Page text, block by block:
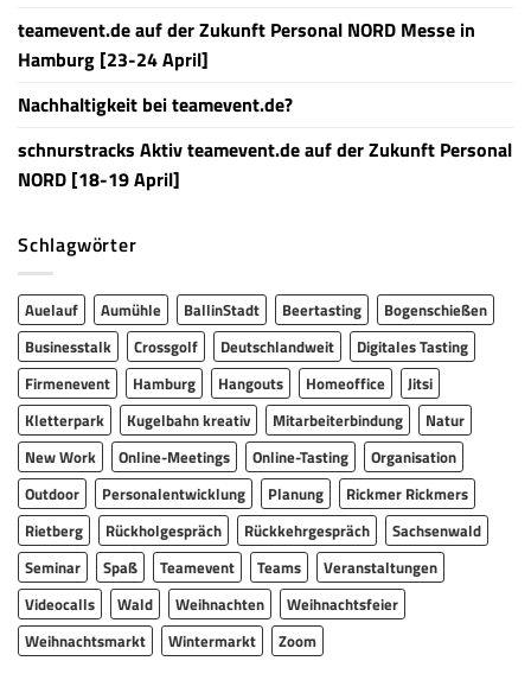
teamevent.de auf der Zukunft Personal NORD Messe in
Hamburg [23-24 April]
Nachhaltigkeit bei teamevent.de?
schnurstracks Aktiv teamevent.de auf der Zukunft Personal
NORD [18-19 April]
Schlagwörter
Auelauf Aumühle BallinStadt Beertasting
Bogenschießen
Businesstalk
Crossgolf Deutschlandweit
Digitales Tasting
Firmenevent
Hamburg Hangouts Homeoffice
Jitsi
Kletterpark
Kugelbahn kreativ Mitarbeiterbindung
Natur
New Work
Online-Meetings Online-Tasting
Organisation
Outdoor
Personalentwicklung Planung
Rickmer Rickmers
Rietberg
Rückholgespräch Rückkehrgespräch
Sachsenwald
Seminar
Spaß Teamevent Teams
Veranstaltungen
Videocalls
Wald Weihnachten
Weihnachtsfeier
Weihnachtsmarkt
Wintermarkt Zoom